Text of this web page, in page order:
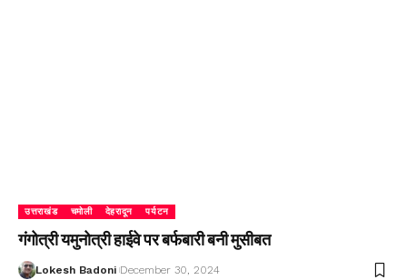
उत्तराखंड चमोली देहरादून पर्यटन
गंगोत्री यमुनोत्री हाईवे पर बर्फबारी बनी मुसीबत
Lokesh Badoni December 30, 2024